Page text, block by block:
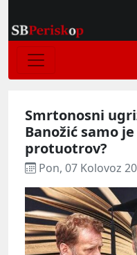
Smrtonosni
Banožić samo
protuotrov?
Pon, 07 Kolovoz